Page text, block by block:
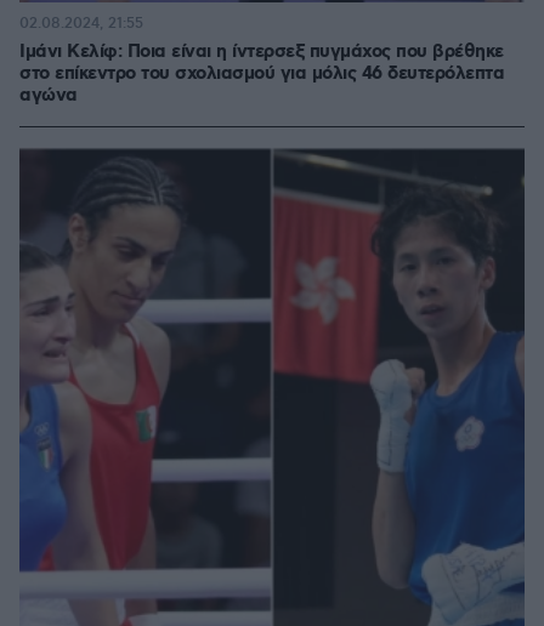
Ιμάνι Κελίφ: Ποια είναι η ίντερσεξ πυγμάχος που βρέθηκε
στο επίκεντρο του σχολιασμού για μόλις 46 δευτερόλεπτα
αγώνα
02.08.2024, 21:55